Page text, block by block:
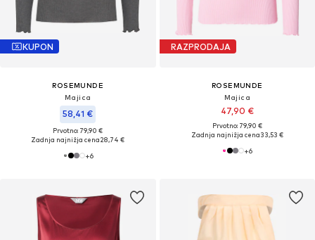
KUPON
ROSEMUNDE
Majica
58,41 €
Prvotno: 79,90 €
Zadnja najnižja cena28,74 €
+6
RAZPRODAJA
ROSEMUNDE
Majica
47,90 €
Prvotno: 79,90 €
Zadnja najnižja cena33,53 €
+6